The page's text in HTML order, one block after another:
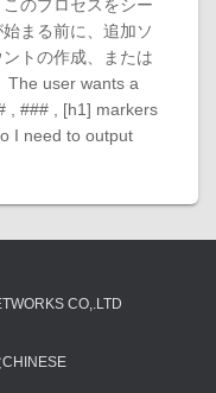
のプロセスをシー
まる前に、追加ソ
トの作成、または
The user wants a
, ### , [h1] markers
I need to output
CO,.LTD